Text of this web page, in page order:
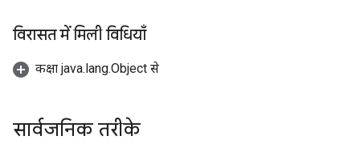
विरासत में मिली विधियाँ
कक्षा java.lang.Object से
सार्वजनिक तरीके